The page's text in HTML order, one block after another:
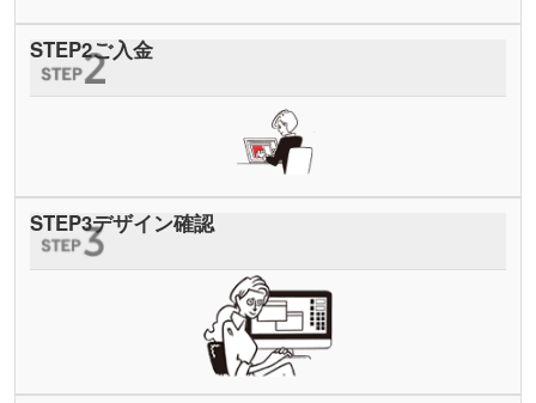
STEP2ご入金
STEP3デザイン確認